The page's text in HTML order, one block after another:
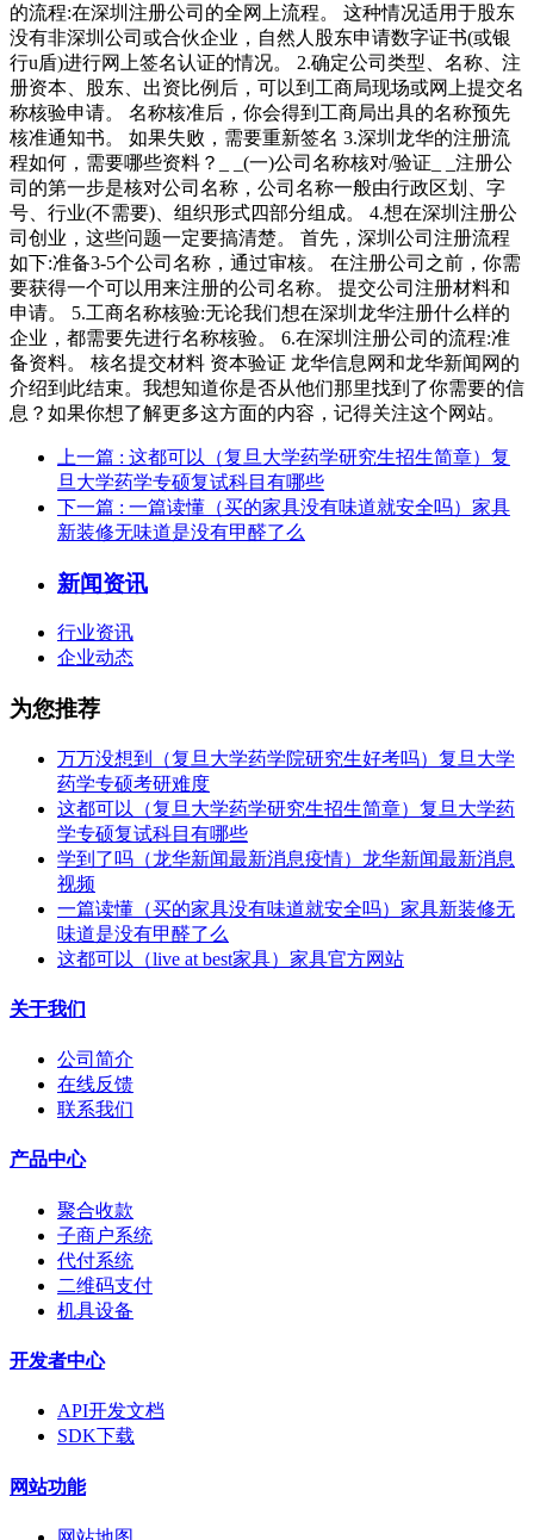
的流程:在深圳注册公司的全网上流程。 这种情况适用于股东
没有非深圳公司或合伙企业，自然人股东申请数字证书(或银
行u盾)进行网上签名认证的情况。 2.确定公司类型、名称、注
册资本、股东、出资比例后，可以到工商局现场或网上提交名
称核验申请。 名称核准后，你会得到工商局出具的名称预先
核准通知书。 如果失败，需要重新签名 3.深圳龙华的注册流
程如何，需要哪些资料？_ _(一)公司名称核对/验证_ _注册公
司的第一步是核对公司名称，公司名称一般由行政区划、字
号、行业(不需要)、组织形式四部分组成。 4.想在深圳注册公
司创业，这些问题一定要搞清楚。 首先，深圳公司注册流程
如下:准备3-5个公司名称，通过审核。 在注册公司之前，你需
要获得一个可以用来注册的公司名称。 提交公司注册材料和
申请。 5.工商名称核验:无论我们想在深圳龙华注册什么样的
企业，都需要先进行名称核验。 6.在深圳注册公司的流程:准
备资料。 核名提交材料 资本验证 龙华信息网和龙华新闻网的
介绍到此结束。我想知道你是否从他们那里找到了你需要的信
息？如果你想了解更多这方面的内容，记得关注这个网站。
上一篇 : 这都可以（复旦大学药学研究生招生简章）复
旦大学药学专硕复试科目有哪些
下一篇 : 一篇读懂（买的家具没有味道就安全吗）家具
新装修无味道是没有甲醛了么
新闻资讯
行业资讯
企业动态
为您推荐
万万没想到（复旦大学药学院研究生好考吗）复旦大学
药学专硕考研难度
这都可以（复旦大学药学研究生招生简章）复旦大学药
学专硕复试科目有哪些
学到了吗（龙华新闻最新消息疫情）龙华新闻最新消息
视频
一篇读懂（买的家具没有味道就安全吗）家具新装修无
味道是没有甲醛了么
这都可以（live at best家具）家具官方网站
关于我们
公司简介
在线反馈
联系我们
产品中心
聚合收款
子商户系统
代付系统
二维码支付
机具设备
开发者中心
API开发文档
SDK下载
网站功能